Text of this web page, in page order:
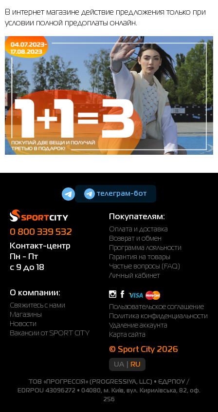
В интернет магазине действие предложения только при
условии полной предоплаты онлайн.
телеграм-бот
0 800 339 532
Контакт-центр
Пн - Пт
с 9 до 18
Покупателям:
Оплата и доставка
Возврат и обмен
Программа лояльности
Гарантия на товары
Частые вопросы (FAQ)
Личный кабинет
О компании:
Свяжитесь с нами
Магазины
Новости
Вакансии от SPORT CITY
Пользовательское соглашение
Политика конфиденциальности
Удаление аккаунта
Карта сайта
© Sport City 2026
UA RU
ТОВ «ПРОГРЕССІЯ» (PROGRESSIYA, LLC) • ЄДРПОУ /
EDRPOU 43096272 • 04080, м. Київ, вул. Кирилівська, 82, оф.
256